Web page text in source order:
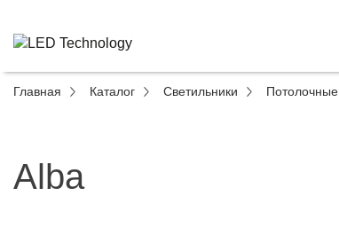
Главная Каталог Светильники Потолочные
Alba